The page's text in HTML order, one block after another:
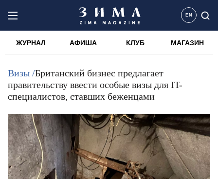
EN
ЖУРНАЛ АФИША КЛУБ МАГАЗИН
Визы /Британский бизнес предлагает
правительству ввести особые визы для IT-
специалистов, ставших беженцами